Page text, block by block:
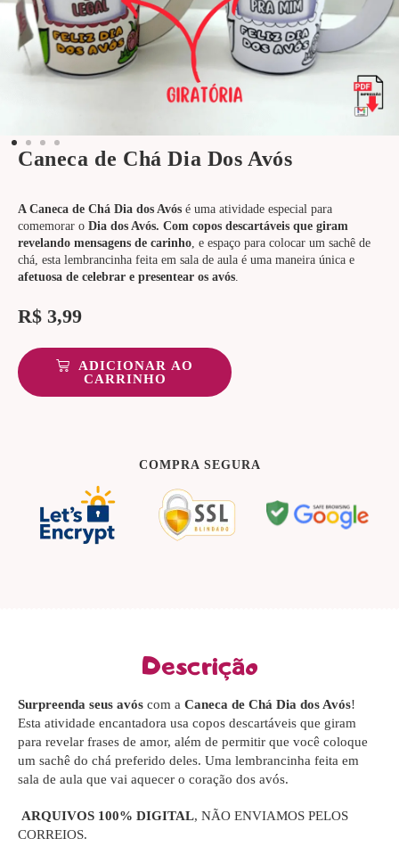
Caneca de Chá Dia Dos Avós
A Caneca de Chá Dia dos Avós é uma atividade especial para
comemorar o Dia dos Avós. Com copos descartáveis que giram
revelando mensagens de carinho, e espaço para colocar um sachê de
chá, esta lembrancinha feita em sala de aula é uma maneira única e
afetuosa de celebrar e presentear os avós.
R$ 3,99
ADICIONAR AO
CARRINHO
COMPRA SEGURA
Descrição
Surpreenda seus avós com a Caneca de Chá Dia dos Avós!
Esta atividade encantadora usa copos descartáveis que giram
para revelar frases de amor, além de permitir que você coloque
um sachê do chá preferido deles. Uma lembrancinha feita em
sala de aula que vai aquecer o coração dos avós.
ARQUIVOS 100% DIGITAL, NÃO ENVIAMOS PELOS
CORREIOS.